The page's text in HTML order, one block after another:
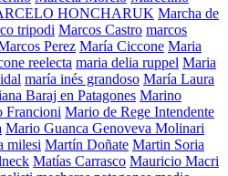
HONCHARUK Marcha de
tripodi Marcos Castro marcos
Perez María Ciccone Maria
reelecta maria delia ruppel Maria
maría inés grandoso María Laura
Baraj en Patagones Marino
Francioni Mario de Rege Intendente
Mario Guanca Genoveva Molinari
milesi Martín Doñate Martin Soria
Matías Carrasco Mauricio Macri